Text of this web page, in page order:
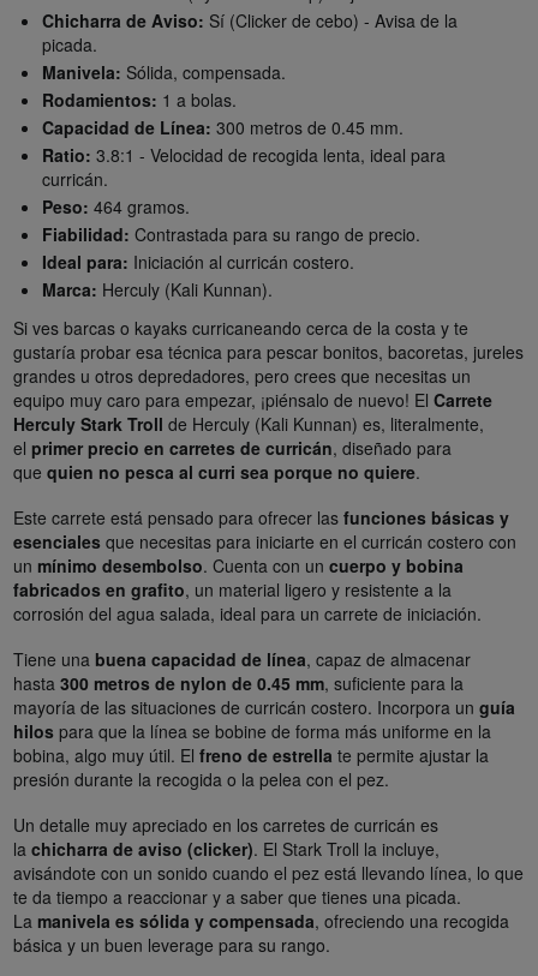
Chicharra de Aviso: Sí (Clicker de cebo) - Avisa de la
picada.
Manivela: Sólida, compensada.
Rodamientos: 1 a bolas.
Capacidad de Línea: 300 metros de 0.45 mm.
Ratio: 3.8:1 - Velocidad de recogida lenta, ideal para
curricán.
Peso: 464 gramos.
Fiabilidad: Contrastada para su rango de precio.
Ideal para: Iniciación al curricán costero.
Marca: Herculy (Kali Kunnan).
Si ves barcas o kayaks curricaneando cerca de la costa y te
gustaría probar esa técnica para pescar bonitos, bacoretas, jureles
grandes u otros depredadores, pero crees que necesitas un
equipo muy caro para empezar, ¡piénsalo de nuevo! El Carrete
Herculy Stark Troll de Herculy (Kali Kunnan) es, literalmente,
el primer precio en carretes de curricán, diseñado para
que quien no pesca al curri sea porque no quiere.
Este carrete está pensado para ofrecer las funciones básicas y
esenciales que necesitas para iniciarte en el curricán costero con
un mínimo desembolso. Cuenta con un cuerpo y bobina
fabricados en grafito, un material ligero y resistente a la
corrosión del agua salada, ideal para un carrete de iniciación.
Tiene una buena capacidad de línea, capaz de almacenar
hasta 300 metros de nylon de 0.45 mm, suficiente para la
mayoría de las situaciones de curricán costero. Incorpora un guía
hilos para que la línea se bobine de forma más uniforme en la
bobina, algo muy útil. El freno de estrella te permite ajustar la
presión durante la recogida o la pelea con el pez.
Un detalle muy apreciado en los carretes de curricán es
la chicharra de aviso (clicker). El Stark Troll la incluye,
avisándote con un sonido cuando el pez está llevando línea, lo que
te da tiempo a reaccionar y a saber que tienes una picada.
La manivela es sólida y compensada, ofreciendo una recogida
básica y un buen leverage para su rango.